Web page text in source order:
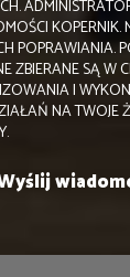
POPRAWIANIA.
ZBIERANE SĄ W
I
NA TWOJE